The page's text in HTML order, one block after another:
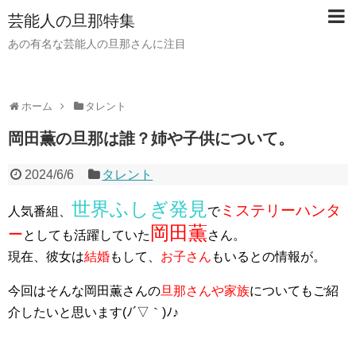
芸能人の旦那特集
あの有名な芸能人の旦那さんに注目
ホーム タレント
岡田薫の旦那は誰？姉や子供について。
2024/6/6 タレント
人気番組、 世界ふしぎ発見でミステリーハンタ
ーとしても活躍していた 岡田薫さん。
現在、彼女は結婚もして、 お子さん もいるとの情報が。
今回はそんな岡田薫さんの旦那さんや家族についてもご紹
介したいと思います(ﾉ´▽｀)ﾉ♪